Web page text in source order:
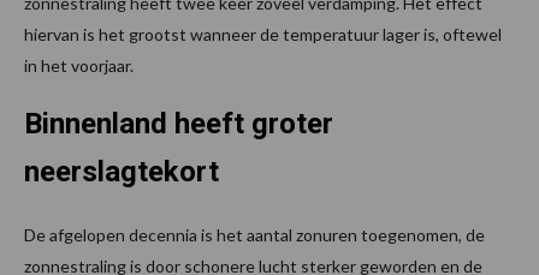
hiervan is het grootst wanneer de temperatuur lager is, oftewel
in het voorjaar.
Binnenland heeft groter
neerslagtekort
De afgelopen decennia is het aantal zonuren toegenomen, de
zonnestraling is door schonere lucht sterker geworden en de